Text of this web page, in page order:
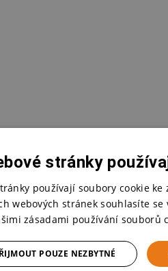
stránky
používají soubory cookie
webových stránek souhlasíte
zásadami používání souborů
POUZE NEZBYTNÉ